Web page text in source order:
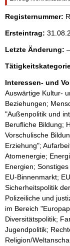
i
c
t
g
r
n
w
e
i
s
:
Registernummer:
Ersteintrag:
Letzte Änderung: –
Interessen- und
Auswärtige Kultur-
Beziehungen;
"Außenpolitik und
Berufliche Bildung;
Vorschulische
Erziehung";
Atomenergie;
Energien;
EU-Binnenmarkt;
Sicherheitspolitik
Polizeiliche und
im Bereich
Diversitätspolitik;
Jugendpolitik;
Religion/